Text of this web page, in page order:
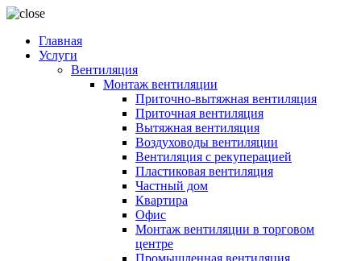
Главная
Услуги
Вентиляция
Монтаж вентиляции
Приточно-вытяжная вентиляция
Приточная вентиляция
Вытяжная вентиляция
Воздуховоды вентиляции
Вентиляция с рекуперацией
Пластиковая вентиляция
Частный дом
Квартира
Офис
Монтаж вентиляции в торговом
центре
Промышленная вентиляция